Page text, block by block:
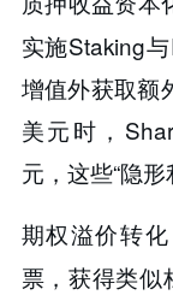
实施Staking
增值外获取额
美元时，
元，这些“​​隐形
期权溢价转化​​
票，获得类似